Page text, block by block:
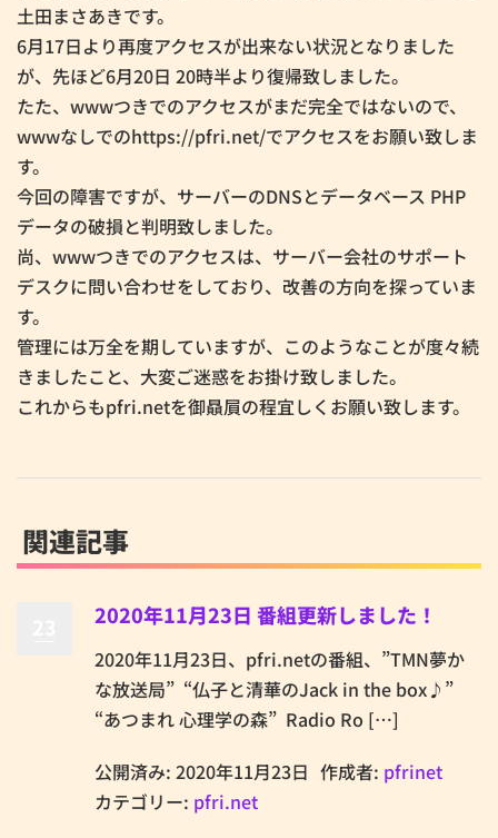
土田まさあきです。
6月17日より再度アクセスが出来ない状況となりました
が、先ほど6月20日 20時半より復帰致しました。
たた、wwwつきでのアクセスがまだ完全ではないので、
wwwなしでのhttps://pfri.net/でアクセスをお願い致しま
す。
今回の障害ですが、サーバーのDNSとデータベース PHP
データの破損と判明致しました。
尚、wwwつきでのアクセスは、サーバー会社のサポート
デスクに問い合わせをしており、改善の方向を探っていま
す。
管理には万全を期していますが、このようなことが度々続
きましたこと、大変ご迷惑をお掛け致しました。
これからもpfri.netを御贔屓の程宜しくお願い致します。
関連記事
2020年11月23日 番組更新しました！
2020年11月23日、pfri.netの番組、”TMN夢か
な放送局” “仏子と清華のJack in the box♪”
“あつまれ 心理学の森” Radio Ro […]
公開済み: 2020年11月23日 作成者: pfrinet
カテゴリー: pfri.net